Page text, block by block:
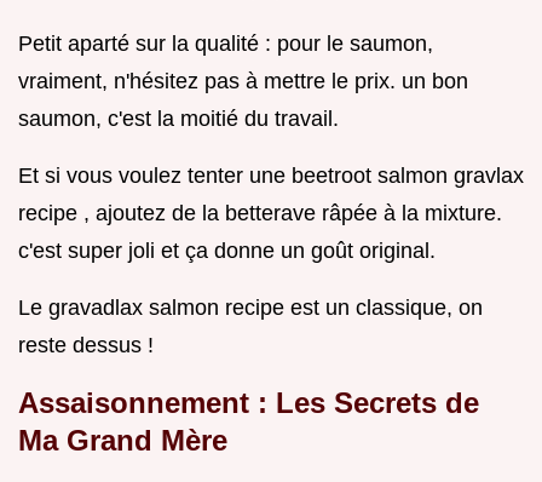
Petit aparté sur la qualité : pour le saumon,
vraiment, n'hésitez pas à mettre le prix. un bon
saumon, c'est la moitié du travail.
Et si vous voulez tenter une beetroot salmon gravlax
recipe , ajoutez de la betterave râpée à la mixture.
c'est super joli et ça donne un goût original.
Le gravadlax salmon recipe est un classique, on
reste dessus !
Assaisonnement : Les Secrets de
Ma Grand Mère